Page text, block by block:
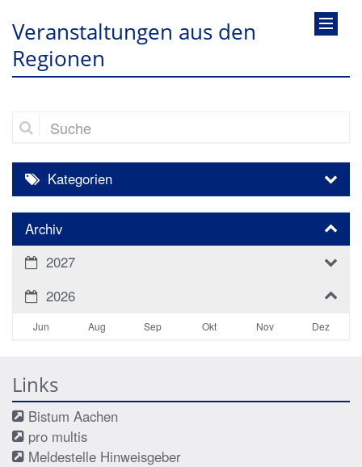
Veranstaltungen aus den
Regionen
Suche
Kategorien
Archiv
2027
2026
Jun Aug Sep Okt Nov Dez
Links
Bistum Aachen
pro multis
Meldestelle Hinweisgeber